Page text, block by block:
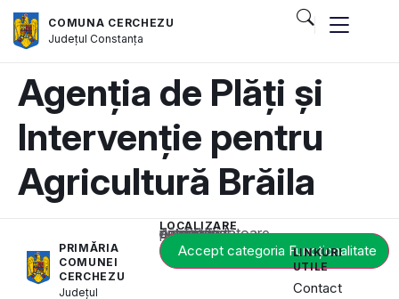
COMUNA CERCHEZU
JudețulConstanța
Agenția de Plăți și
Intervenție pentru
Agricultură Brăila
PRIMĂRIA
COMUNEI
CERCHEZU
Județul
LOCALIZARE
Acest conținut este blocat până când acceptați categoria corespunzătoare de cookie-uri.
Accept categoria Funcționalitate
LINKURI
UTILE
Contact